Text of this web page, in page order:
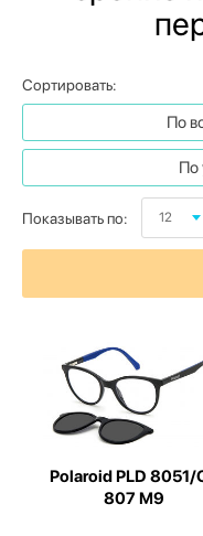
Сортировать:
По
По
Показывать по: 12
Polaroid PLD 8051/
807 M9